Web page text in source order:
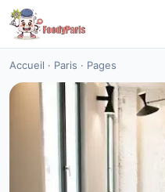
Accueil · Paris · Pages